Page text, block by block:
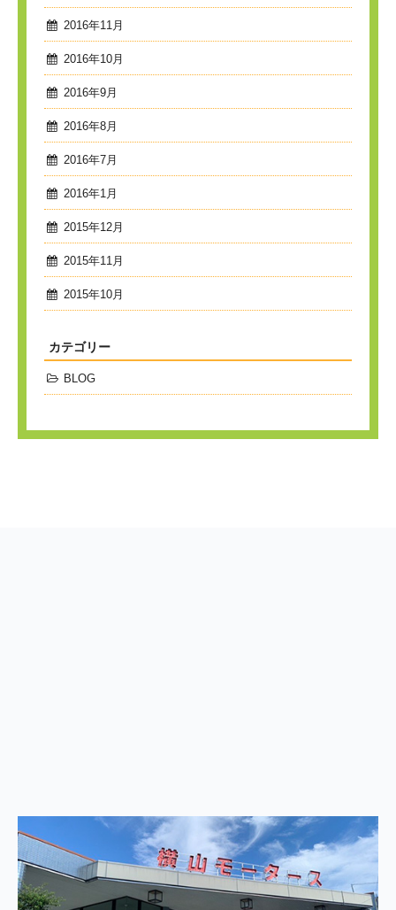
2016年11月
2016年10月
2016年9月
2016年8月
2016年7月
2016年1月
2015年12月
2015年11月
2015年10月
カテゴリー
BLOG